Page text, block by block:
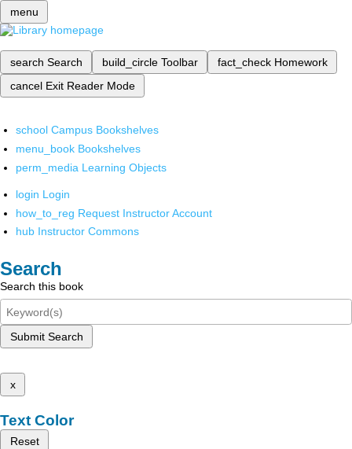
menu
search Search build_circle Toolbar fact_check Homework
cancel Exit Reader Mode
school Campus Bookshelves
menu_book Bookshelves
perm_media Learning Objects
login Login
how_to_reg Request Instructor Account
hub Instructor Commons
Search
Search this book
Submit Search
x
Text Color
Reset